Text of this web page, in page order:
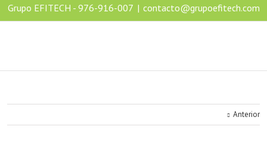
Grupo EFITECH - 976-916-007 | contacto@grupoefitech.com
Anterior